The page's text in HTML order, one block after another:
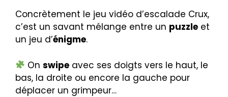
Concrètement le jeu vidéo d’escalade Crux,
c’est un savant mélange entre un puzzle et
un jeu d’énigme.
Onswipe avec ses doigts vers le haut, le
bas, la droite ou encore la gauche pour
déplacer un grimpeur…